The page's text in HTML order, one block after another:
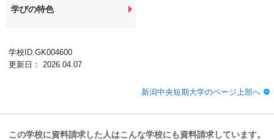
学びの特色
学校ID.GK004600
更新日： 2026.04.07
新潟中央短期大学のページ上部へ
この学校に資料請求した人はこんな学校にも資料請求しています。